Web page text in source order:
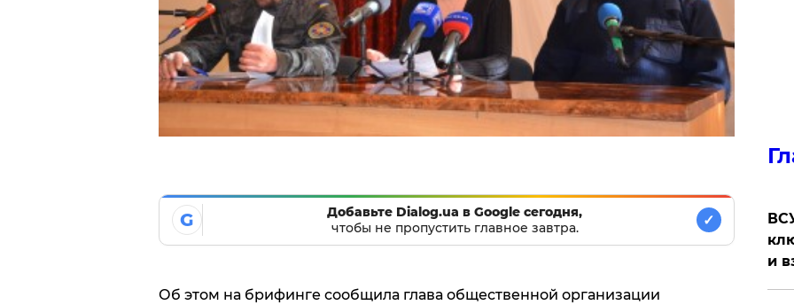
G
Добавьте Dialog.ua в Google сегодня,
чтобы не пропустить главное завтра.
✓
Об этом на брифинге сообщила глава общественной организации
и